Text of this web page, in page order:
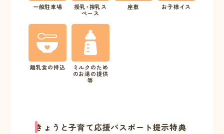
一般駐車場
授乳･搾乳ス
ペース
座敷 お子様イス
離乳食の持込
ミルクのため
のお湯の提供
等
きょうと子育て応援パスポート提示特典